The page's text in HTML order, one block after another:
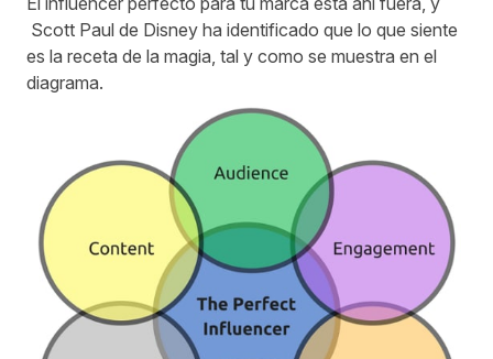
Scott Paul de Disney ha identificado que lo que siente
es la receta de la magia, tal y como se muestra en el
diagrama.